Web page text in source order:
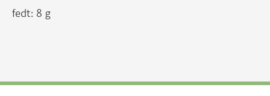
fedt: 8 g